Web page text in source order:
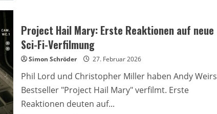
streichen
ekligen
Buchinhalt
Project Hail Mary: Erste Reaktionen auf neue
Sci-Fi-Verfilmung
Simon Schröder 27. Februar 2026
Phil Lord und Christopher Miller haben Andy Weirs
Bestseller "Project Hail Mary" verfilmt. Erste
Reaktionen deuten auf...